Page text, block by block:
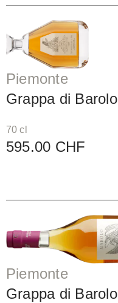
Piemonte
Grappa di
70 cl
595.00 CHF
Piemonte
Grappa di